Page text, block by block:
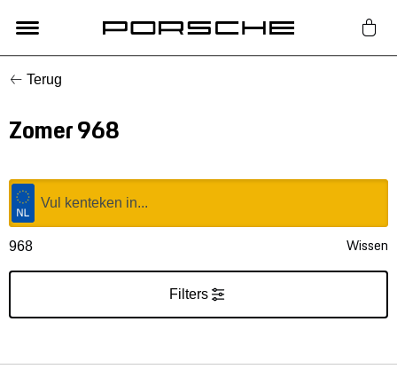
Lifestyle
Auto Accessoires
Classic
Nieuw
Terug
Zomer 968
968 Wissen
Filters